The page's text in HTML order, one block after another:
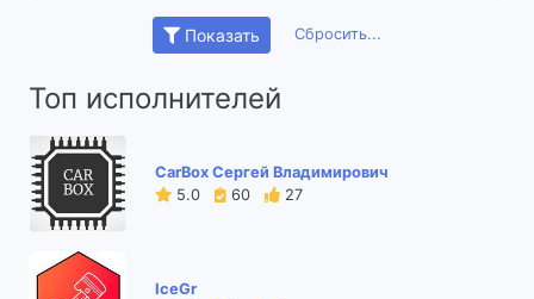
Показать Сбросить...
Топ исполнителей
CarBox Сергей Владимирович
5.0
60 27
IceGr